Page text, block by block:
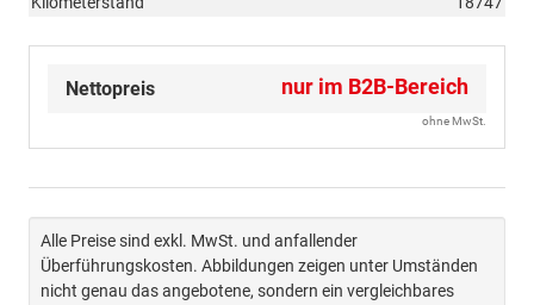
Nettopreis nur im B2B-Bereich
ohne MwSt.
Alle Preise sind exkl. MwSt. und anfallender
Überführungskosten. Abbildungen zeigen unter Umständen
nicht genau das angebotene, sondern ein vergleichbares